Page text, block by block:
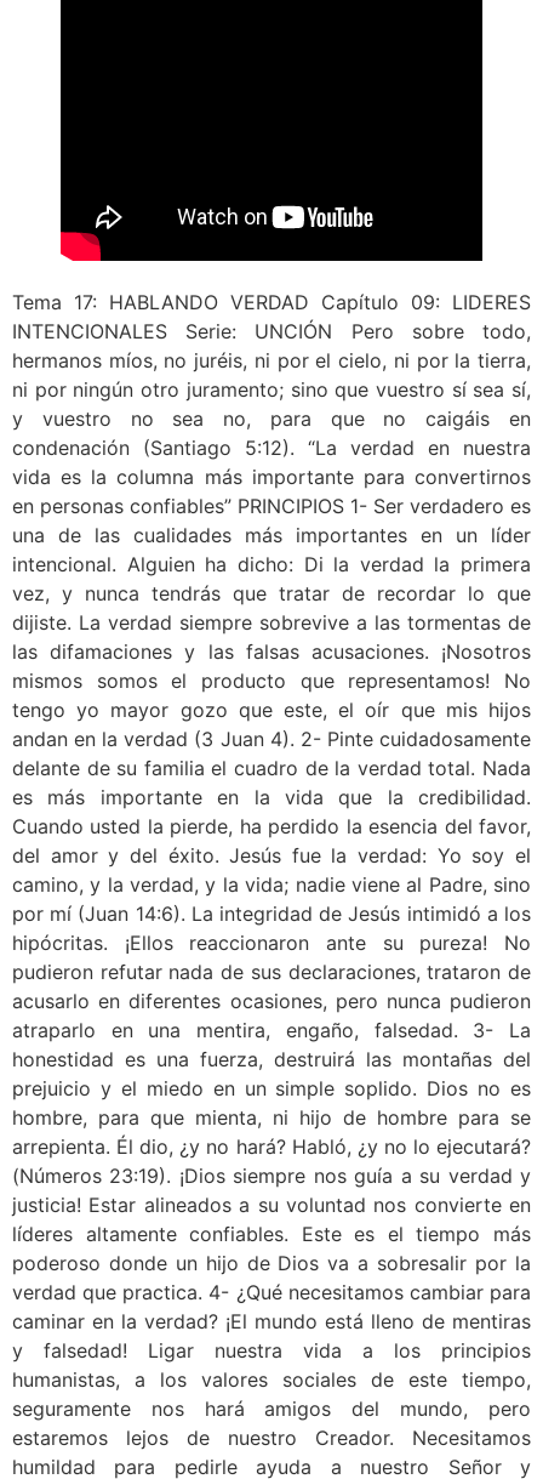
Tema 17: HABLANDO VERDAD Capítulo 09: LIDERES
INTENCIONALES Serie: UNCIÓN Pero sobre todo,
hermanos míos, no juréis, ni por el cielo, ni por la tierra,
ni por ningún otro juramento; sino que vuestro sí sea sí,
y vuestro no sea no, para que no caigáis en
condenación (Santiago 5:12). “La verdad en nuestra
vida es la columna más importante para convertirnos
en personas confiables” PRINCIPIOS 1- Ser verdadero es
una de las cualidades más importantes en un líder
intencional. Alguien ha dicho: Di la verdad la primera
vez, y nunca tendrás que tratar de recordar lo que
dijiste. La verdad siempre sobrevive a las tormentas de
las difamaciones y las falsas acusaciones. ¡Nosotros
mismos somos el producto que representamos! No
tengo yo mayor gozo que este, el oír que mis hijos
andan en la verdad (3 Juan 4). 2- Pinte cuidadosamente
delante de su familia el cuadro de la verdad total. Nada
es más importante en la vida que la credibilidad.
Cuando usted la pierde, ha perdido la esencia del favor,
del amor y del éxito. Jesús fue la verdad: Yo soy el
camino, y la verdad, y la vida; nadie viene al Padre, sino
por mí (Juan 14:6). La integridad de Jesús intimidó a los
hipócritas. ¡Ellos reaccionaron ante su pureza! No
pudieron refutar nada de sus declaraciones, trataron de
acusarlo en diferentes ocasiones, pero nunca pudieron
atraparlo en una mentira, engaño, falsedad. 3- La
honestidad es una fuerza, destruirá las montañas del
prejuicio y el miedo en un simple soplido. Dios no es
hombre, para que mienta, ni hijo de hombre para se
arrepienta. Él dio, ¿y no hará? Habló, ¿y no lo ejecutará?
(Números 23:19). ¡Dios siempre nos guía a su verdad y
justicia! Estar alineados a su voluntad nos convierte en
líderes altamente confiables. Este es el tiempo más
poderoso donde un hijo de Dios va a sobresalir por la
verdad que practica. 4- ¿Qué necesitamos cambiar para
caminar en la verdad? ¡El mundo está lleno de mentiras
y falsedad! Ligar nuestra vida a los principios
humanistas, a los valores sociales de este tiempo,
seguramente nos hará amigos del mundo, pero
estaremos lejos de nuestro Creador. Necesitamos
humildad para pedirle ayuda a nuestro Señor y